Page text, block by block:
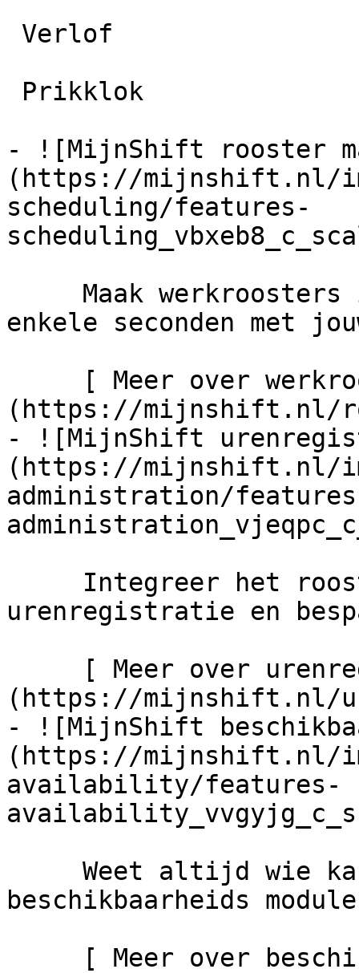
- ![MijnShift rooster
(https://mijnshift.nl/
scheduling/features-
enkele seconden met
(https://mijnshift.nl/
- ![MijnShift
(https://mijnshift.nl/
administration/
urenregistratie en
(https://mijnshift.nl/
- ![MijnShift
(https://mijnshift.nl/
availability/features-
beschikbaarheids